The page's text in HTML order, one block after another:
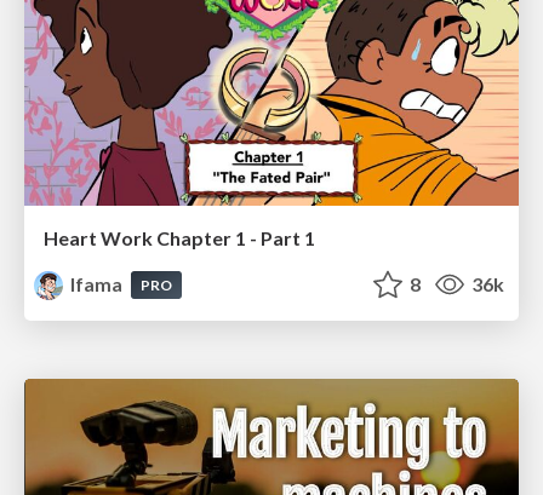
Heart Work Chapter 1 - Part 1
lfama
PRO 8 36k